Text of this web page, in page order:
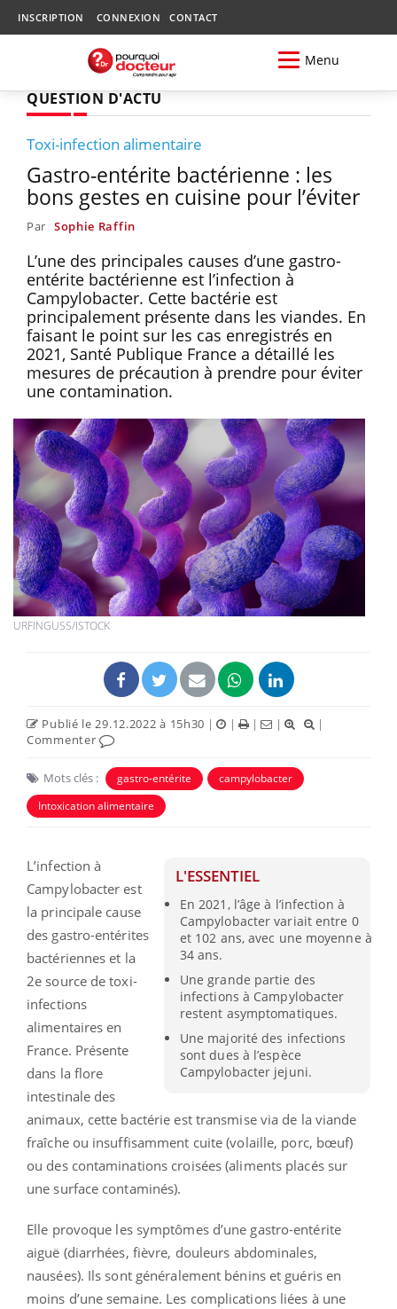
INSCRIPTION CONNEXION CONTACT
Menu
QUESTION D'ACTU
Toxi-infection alimentaire
Gastro-entérite bactérienne : les
bons gestes en cuisine pour l’éviter
Par Sophie Raffin
L’une des principales causes d’une gastro-
entérite bactérienne est l’infection à
Campylobacter. Cette bactérie est
principalement présente dans les viandes. En
faisant le point sur les cas enregistrés en
2021, Santé Publique France a détaillé les
mesures de précaution à prendre pour éviter
une contamination.
URFINGUSS/ISTOCK
Publié le 29.12.2022 à 15h30 | | | |
|
Commenter
Mots clés : gastro-entérite
campylobacter
Intoxication alimentaire
L'ESSENTIEL
En 2021, l’âge à l’infection à
Campylobacter variait entre 0
et 102 ans, avec une moyenne à
34 ans.
Une grande partie des
infections à Campylobacter
restent asymptomatiques.
Une majorité des infections
sont dues à l’espèce
Campylobacter jejuni.
L’infection à
Campylobacter est
la principale cause
des gastro-entérites
bactériennes et la
2e source de toxi-
infections
alimentaires en
France. Présente
dans la flore
intestinale des
animaux, cette bactérie est transmise via de la viande
fraîche ou insuffisamment cuite (volaille, porc, bœuf)
ou des contaminations croisées (aliments placés sur
une surface contaminés).
Elle provoque les symptômes d’une gastro-entérite
aiguë (diarrhées, fièvre, douleurs abdominales,
nausées). Ils sont généralement bénins et guéris en
moins d’une semaine. Les complications liées à une